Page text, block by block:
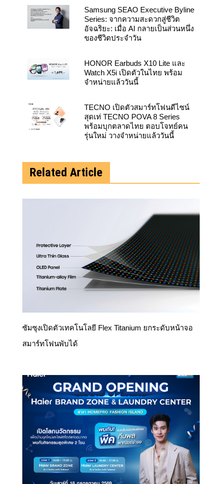
Samsung SEAO Executive Byline
Series: จากความสะดวกสู่ชีวิต
อัจฉริยะ: เมื่อ AI กลายเป็นส่วนหนึ่ง
ของชีวิตประจำวัน
HONOR Earbuds X10 Lite และ
Watch X5i เปิดตัวในไทย พร้อม
จำหน่ายแล้ววันนี้
TECNO เปิดตัวสมาร์ทโฟนดีไซน์
สุดเท่ TECNO POVA 8 Series
พร้อมบุกตลาดไทย ตอบโจทย์คน
รุ่นใหม่ วางจำหน่ายแล้ววันนี้
Related Article
ซัมซุงเปิดตัวเทคโนโลยี Flex Titanium ยกระดับหน้าจอ
สมาร์ทโฟนพับได้